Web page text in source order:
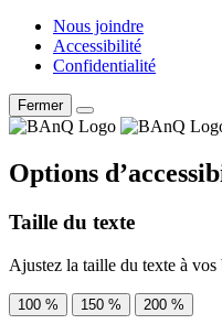
Nous joindre
Accessibilité
Confidentialité
Fermer
Options
Taille du texte
Ajustez la taille du texte à vos
100 % 150 % 200 %